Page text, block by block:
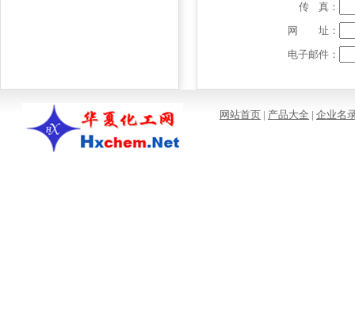
传 真：
网 址：
电子邮件：
网站首页 | 产品大全 | 企业名